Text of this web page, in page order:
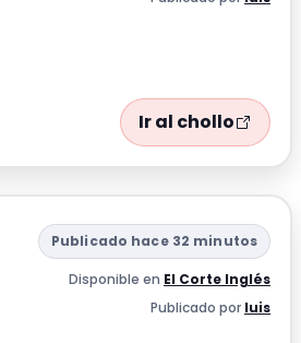
Ir al chollo
Publicado hace 32 minutos
Disponible en El Corte Inglés
Publicado por luis